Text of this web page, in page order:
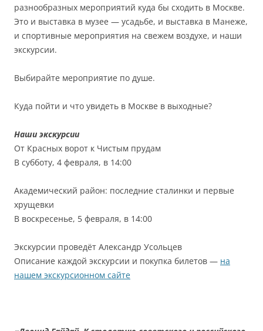
разнообразных мероприятий куда бы сходить в Москве.
Это и выставка в музее — усадьбе, и выставка в Манеже,
и спортивные мероприятия на свежем воздухе, и наши
экскурсии.
Выбирайте мероприятие по душе.
Куда пойти и что увидеть в Москве в выходные?
Наши экскурсии
От Красных ворот к Чистым прудам
В субботу, 4 февраля, в 14:00
Академический район: последние сталинки и первые
хрущевки
В воскресенье, 5 февраля, в 14:00
Экскурсии проведёт Александр Усольцев
Описание каждой экскурсии и покупка билетов — на
нашем экскурсионном сайте